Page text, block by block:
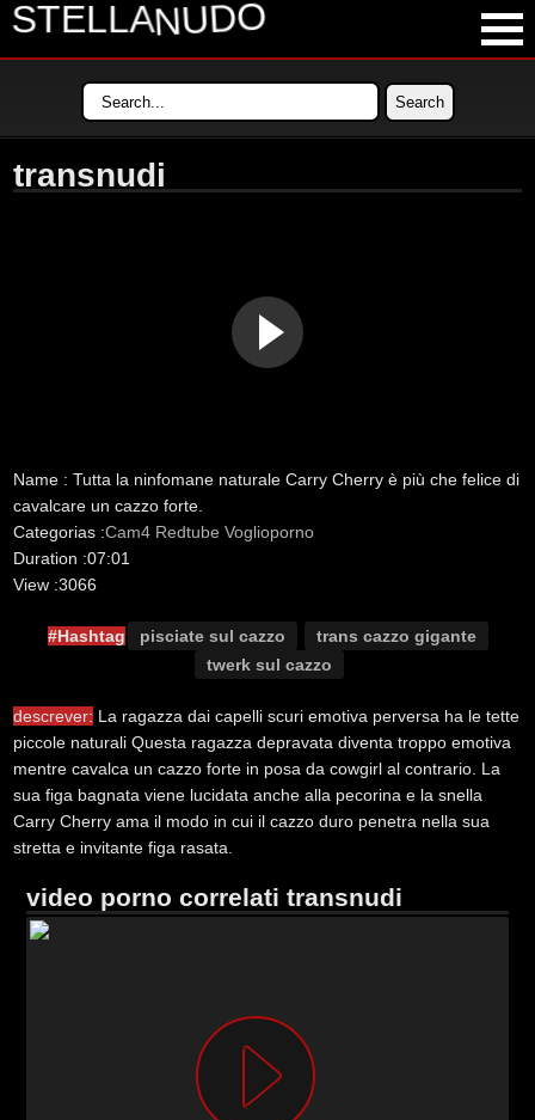
STELLANUDO
LATEST VIDEOS
LONGEST VIDEOS
transnudi
Name : Tutta la ninfomane naturale Carry Cherry è più che felice di
cavalcare un cazzo forte.
Categorias :Cam4 Redtube Voglioporno
Duration :07:01
View :3066
#Hashtag pisciate sul cazzo
trans cazzo gigante
twerk sul cazzo
descrever: La ragazza dai capelli scuri emotiva perversa ha le tette
piccole naturali Questa ragazza depravata diventa troppo emotiva
mentre cavalca un cazzo forte in posa da cowgirl al contrario. La
sua figa bagnata viene lucidata anche alla pecorina e la snella
Carry Cherry ama il modo in cui il cazzo duro penetra nella sua
stretta e invitante figa rasata.
video porno correlati transnudi